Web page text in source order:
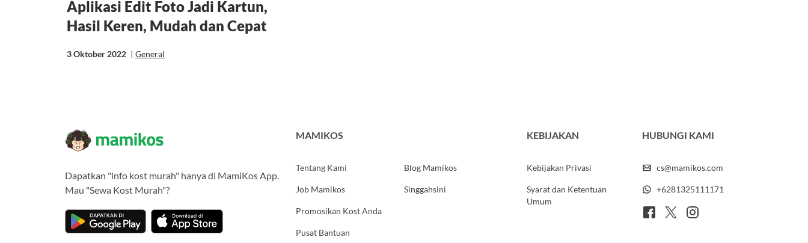
Aplikasi Edit Foto Jadi Kartun,
Hasil Keren, Mudah dan Cepat
3 Oktober 2022 | General
Dapatkan "info kost murah" hanya di MamiKos App.
Mau "Sewa Kost Murah"?
MAMIKOS
Tentang Kami
Job Mamikos
Promosikan Kost Anda
Pusat Bantuan
Blog Mamikos
Singgahsini
KEBIJAKAN
Kebijakan Privasi
Syarat dan Ketentuan
Umum
HUBUNGI KAMI
cs@mamikos.com
+6281325111171